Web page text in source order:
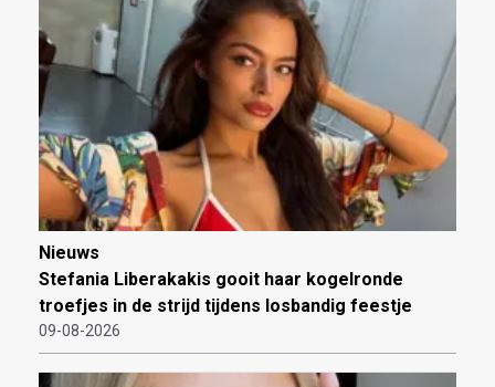
Nieuws
Stefania Liberakakis gooit haar kogelronde
troefjes in de strijd tijdens losbandig feestje
09-08-2026